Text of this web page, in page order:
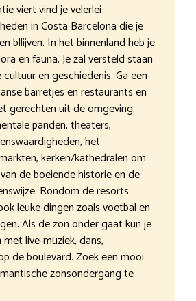
viert vind je velerlei
in Costa Barcelona die je
bllijven. In het binnenland heb je
en fauna. Je zal versteld staan
en geschiedenis. Ga een
barretjes en restaurants en
gerechten uit de omgeving.
panden, theaters,
het
kerken/kathedralen om
de boeiende historie en de
Rondom de resorts
leuke dingen zoals voetbal en
Als de zon onder gaat kun je
live-muziek, dans,
de boulevard. Zoek een mooi
zonsondergang te